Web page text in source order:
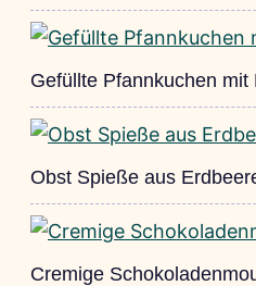
Gefüllte Pfannkuchen
Obst Spieße aus
Cremige